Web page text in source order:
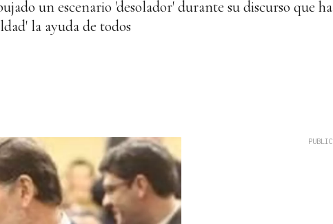
un escenario 'desolador' durante su discurso que ha
la ayuda de todos